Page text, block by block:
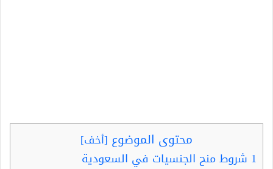
محتوى الموضوع [أخف]
1 شروط منح الجنسيات في السعودية